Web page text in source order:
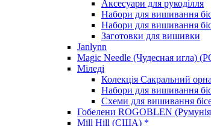
Аксесуари для рукоділля
Набори для вишивання
Набори для вишивання
Заготовки для вишивки
Janlynn
Magic Needle (Чудесная
Міледі
Колекція Сакральний
Набори для вишивання
Схеми для вишивання
Гобелени ROGOBLEN
Mill Hill (США) *